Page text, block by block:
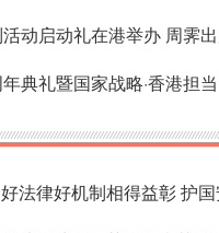
动启动礼在港举办 周霁
典礼暨国家战略·香港担
法律好机制相得益彰 护